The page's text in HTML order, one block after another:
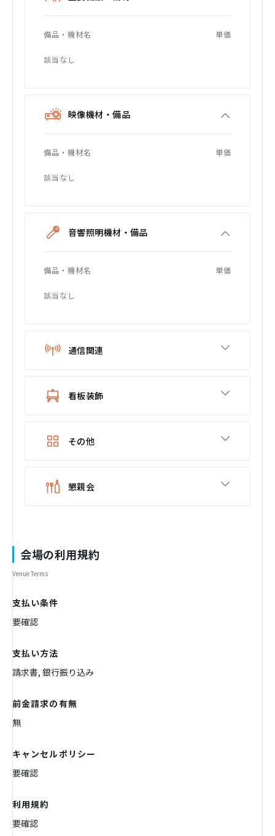
備品・機材名 単価
該当なし
映像機材・備品
備品・機材名 単価
該当なし
音響照明機材・備品
備品・機材名 単価
該当なし
通信関連
看板装飾
その他
懇親会
会場の利用規約
Venue Terms
支払い条件
要確認
支払い方法
請求書, 銀行振り込み
前金請求の有無
無
キャンセルポリシー
要確認
利用規約
要確認